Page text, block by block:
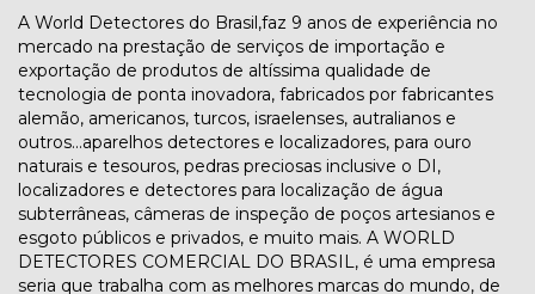
A World Detectores do Brasil,faz 9 anos de experiência no
mercado na prestação de serviços de importação e
exportação de produtos de altíssima qualidade de
tecnologia de ponta inovadora, fabricados por fabricantes
alemão, americanos, turcos, israelenses, autralianos e
outros...aparelhos detectores e localizadores, para ouro
naturais e tesouros, pedras preciosas inclusive o DI,
localizadores e detectores para localização de água
subterrâneas, câmeras de inspeção de poços artesianos e
esgoto públicos e privados, e muito mais. A WORLD
DETECTORES COMERCIAL DO BRASIL, é uma empresa
seria que trabalha com as melhores marcas do mundo, de